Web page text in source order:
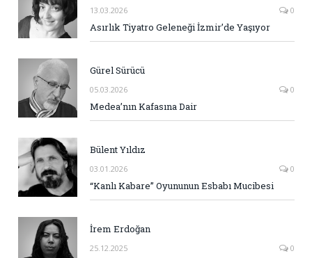
13.03.2026 0
Asırlık Tiyatro Geleneği İzmir’de Yaşıyor
Gürel Sürücü
05.03.2026 0
Medea’nın Kafasına Dair
Bülent Yıldız
03.01.2026 0
“Kanlı Kabare” Oyununun Esbabı Mucibesi
İrem Erdoğan
25.12.2025 0